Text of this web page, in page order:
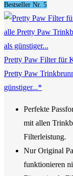
Bestseller Nr. 5
Pretty Paw Filter für
Pretty Paw
günstiger...*
Perfekte
mit allen
Filterleistung.
Nur Original
funktionieren